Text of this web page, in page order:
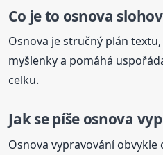
Co je to osnova
Osnova je stručný plán
myšlenky a pomáhá
celku.
Jak se píše osnova
Osnova vypravování